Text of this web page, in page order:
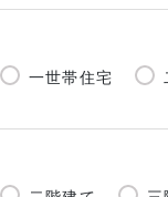
一世帯住宅